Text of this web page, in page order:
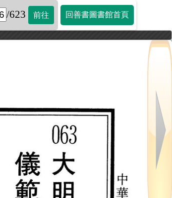
/623 前往 回善書圖書館首頁